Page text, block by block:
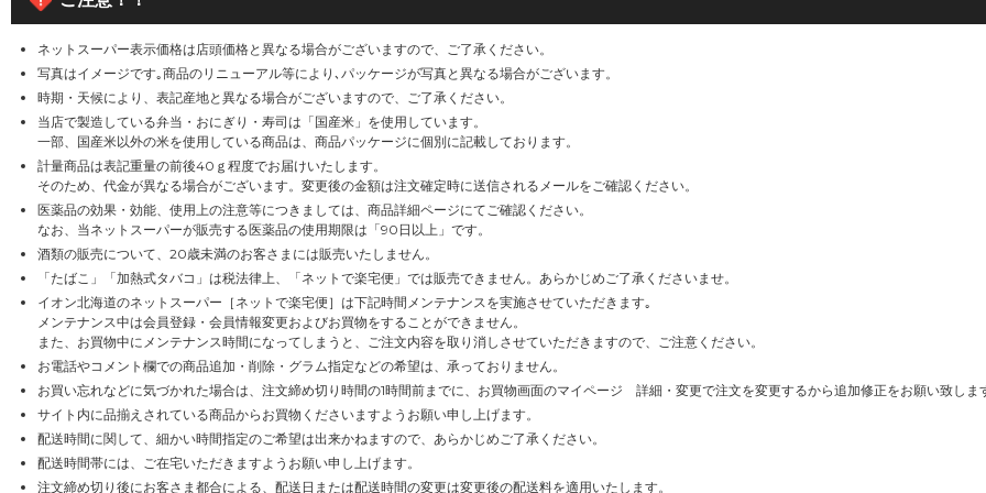
2025年07月18日
2025年07月11日 AEON Payのスマホ決済ご利用で 毎月10日はポイント基本の10倍キャンペーンネットで楽宅便対象外のお知らせ
2025年07月05日 惣菜商品等購入時の割り箸、プラスチック製のスプーン付与サービスについて
2025年04月12日 ネットで楽宅便 カウンセリング化粧品 スタンプカード対象外について
2024年12月07日 トクトクデー、G・G感謝デー、感謝デーについて
2024年12月05日 ケース類、商品数が多い場合のご注文・配送について
2024年09月17日 返品時のクレジットカード・デビットカードのご利用日について
2024年07月04日 ネットで楽宅便・置き配サービスのご利用不可について
2023年08月02日 ヤマト運輸のLINEまたはアプリからのお届け日時変更不可について
ネットスーパー表示価格は店頭価格と異なる場合がございますので、ご了承ください。
写真はイメージです｡商品のリニューアル等により､パッケージが写真と異なる場合がございます。
時期・天候により、表記産地と異なる場合がございますので、ご了承ください。
当店で製造している弁当・おにぎり・寿司は「国産米」を使用しています。
一部、国産米以外の米を使用している商品は、商品パッケージに個別に記載しております。
計量商品は表記重量の前後40ｇ程度でお届けいたします。
そのため、代金が異なる場合がございます。変更後の金額は注文確定時に送信されるメールをご確認ください。
医薬品の効果・効能、使用上の注意等につきましては、商品詳細ページにてご確認ください。
なお、当ネットスーパーが販売する医薬品の使用期限は「90日以上」です。
酒類の販売について、20歳未満のお客さまには販売いたしません。
「たばこ」「加熱式タバコ」は税法律上、「ネットで楽宅便」では販売できません。あらかじめご了承くださいませ。
イオン北海道のネットスーパー［ネットで楽宅便］は下記時間メンテナンスを実施させていただきます｡
メンテナンス中は会員登録・会員情報変更およびお買物をすることができません。
また、お買物中にメンテナンス時間になってしまうと、ご注文内容を取り消しさせていただきますので、ご注意ください。
お電話やコメント欄での商品追加・削除・グラム指定などの希望は、承っておりません。
お買い忘れなどに気づかれた場合は、注文締め切り時間の1時間前までに、お買物画面のマイページ 詳細・変更で注文を変更するから追加修正をお願い致しま
サイト内に品揃えされている商品からお買物くださいますようお願い申し上げます。
配送時間に関して、細かい時間指定のご希望は出来かねますので、あらかじめご了承ください。
配送時間帯には、ご在宅いただきますようお願い申し上げます。
注文締め切り後にお客さま都合による、配送日または配送時間の変更は変更後の配送料を適用いたします。